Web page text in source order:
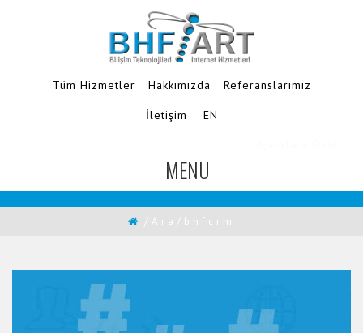
Tüm Hizmetler Hakkımızda Referanslarımız
İletişim EN
MENU
TOGGLE
NAVIGATION
/Ara/bhfcrm